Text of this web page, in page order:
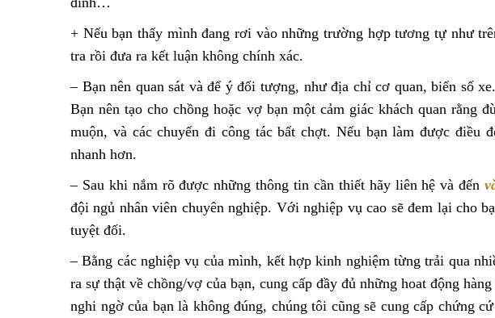
+ Nếu bạn thấy mình đang rơi vào những trường hợp tương tự như
tra rồi đưa ra kết luận không chính xác.
– Bạn nên quan sát và để ý đối tượng, như địa chỉ cơ quan, biển số
Bạn nên tạo cho chồng hoặc vợ bạn một cảm giác khách quan rằng
muộn, và các chuyến đi công tác bất chợt. Nếu bạn làm được điều
nhanh hơn.
– Sau khi nắm rõ được những thông tin cần thiết hãy liên hệ và đến
đội ngủ nhân viên chuyên nghiệp. Với nghiệp vụ cao sẽ đem lại cho
tuyệt đối.
– Bằng các nghiệp vụ của mình, kết hợp kinh nghiệm từng trải qua
ra sự thật về chồng/vợ của bạn, cung cấp đầy đủ những hoat động
nghi ngờ của bạn là không đúng, chúng tôi cũng sẽ cung cấp chứng